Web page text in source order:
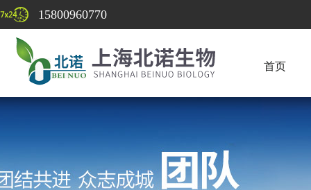
15800960770
首页